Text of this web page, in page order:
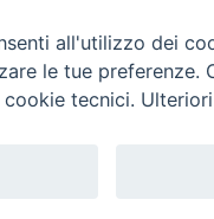
Trentina Editrice
all'utilizzo dei
le tue
tecnici.